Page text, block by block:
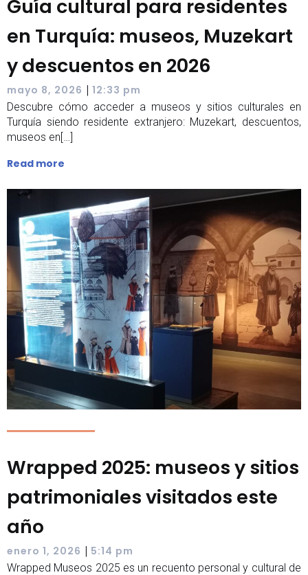
Guía cultural para residentes
en Turquía: museos, Muzekart
y descuentos en 2026
mayo 8, 2026 | 12:33 pm
Descubre cómo acceder a museos y sitios culturales en
Turquía siendo residente extranjero: Muzekart, descuentos,
museos en[…]
Read more
Wrapped 2025: museos y sitios
patrimoniales visitados este
año
enero 1, 2026 | 5:14 pm
Wrapped Museos 2025 es un recuento personal y cultural de